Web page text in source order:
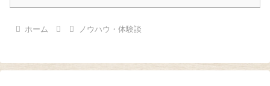
ホーム ノウハウ・体験談